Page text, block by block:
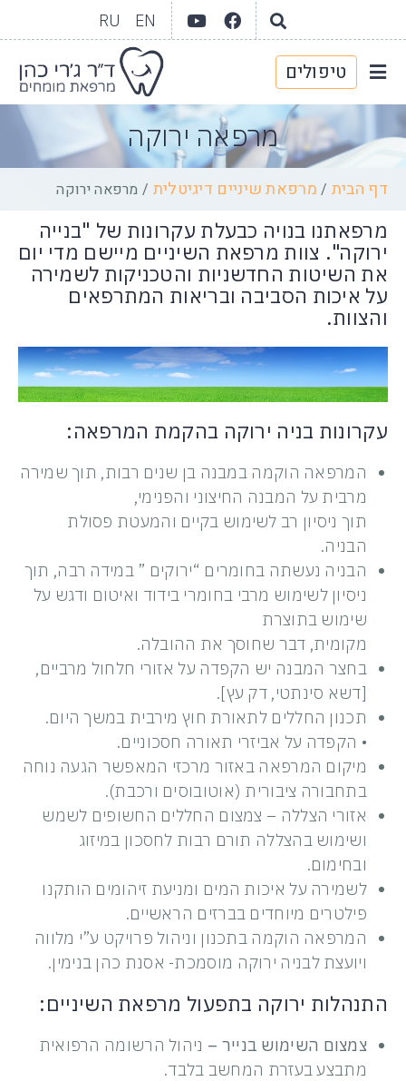
EN
RU
טיפולים
מרפאה ירוקה
דף הבית / מרפאת שיניים דיגיטלית / מרפאה ירוקה
מרפאתנו בנויה כבעלת עקרונות של "בנייה
ירוקה". צוות מרפאת השיניים מיישם מדי יום
את השיטות החדשניות והטכניקות לשמירה
על איכות הסביבה ובריאות המתרפאים
והצוות.
עקרונות בניה ירוקה בהקמת המרפאה:
המרפאה הוקמה במבנה בן שנים רבות, תוך שמירה
מרבית על המבנה החיצוני והפנימי,
תוך ניסיון רב לשימוש בקיים והמעטת פסולת
הבניה.
הבניה נעשתה בחומרים “ירוקים ” במידה רבה, תוך
ניסיון לשימוש מרבי בחומרי בידוד ואיטום ודגש על
שימוש בתוצרת
מקומית, דבר שחוסך את ההובלה.
בחצר המבנה יש הקפדה על אזורי חלחול מרביים,
[דשא סינתטי, דק עץ].
תכנון החללים לתאורת חוץ מירבית במשך היום.
• הקפדה על אביזרי תאורה חסכוניים.
מיקום המרפאה באזור מרכזי המאפשר הגעה נוחה
בתחבורה ציבורית (אוטובוסים ורכבת).
אזורי הצללה – צמצום החללים החשופים לשמש
ושימוש בהצללה תורם רבות לחסכון במיזוג
ובחימום.
לשמירה על איכות המים ומניעת זיהומים הותקנו
פילטרים מיוחדים בברזים הראשיים.
המרפאה הוקמה בתכנון וניהול פרויקט ע”י מלווה
ויועצת לבניה ירוקה מוסמכת- אסנת כהן בנימין.
התנהלות ירוקה בתפעול מרפאת השיניים:
צמצום השימוש בנייר – ניהול הרשומה הרפואית
מתבצע בעזרת המחשב בלבד.